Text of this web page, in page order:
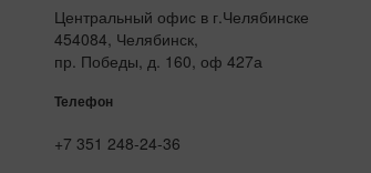
Центральный офис в г.Челябинске
454084, Челябинск,
пр. Победы, д. 160, оф 427а
Телефон
+7 351 248-24-36